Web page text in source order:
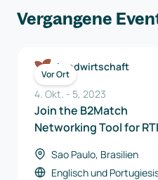
Vergangene
Vor Ort
Landwirtschaft
4. Okt. - 5, 2023
Join the B2Match
Networking Tool for
Sao Paulo, Brasilien
Englischund